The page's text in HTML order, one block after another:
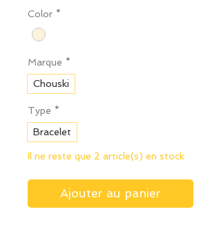
Color *
Marque *
Chouski
Type *
Bracelet
Il ne reste que 2 article(s) en stock
Ajouter au panier